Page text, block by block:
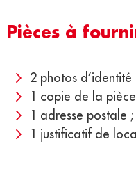
Pièces à
2 photos
1 copie de la
1 adresse postale ;
1 justificatif de